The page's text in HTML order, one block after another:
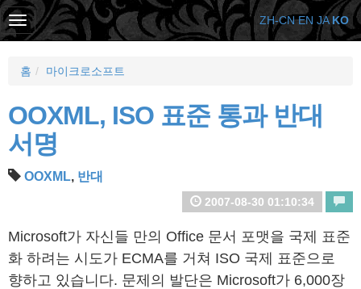
홈 마이크로소프트
OOXML, ISO 표준 통과 반대
서명
OOXML, 반대
2007-08-30 01:10:34
Microsoft가 자신들 만의 Office 문서 포맷을 국제 표준
화 하려는 시도가 ECMA를 거쳐 ISO 국제 표준으로
향하고 있습니다. 문제의 발단은 Microsoft가 6,000장
ZH-CN EN JA KO